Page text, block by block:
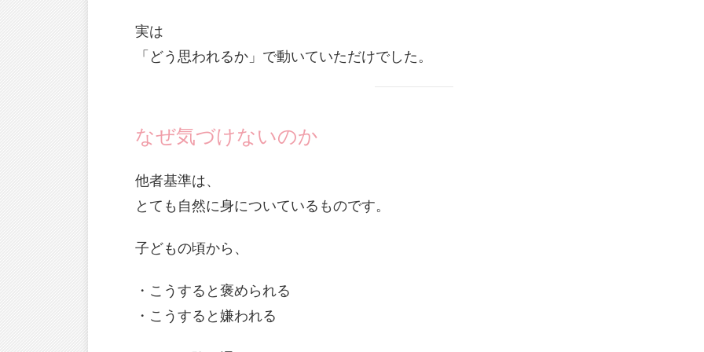
実は
「どう思われるか」で動いていただけでした。
なぜ気づけないのか
他者基準は、
とても自然に身についているものです。
子どもの頃から、
・こうすると褒められる
・こうすると嫌われる